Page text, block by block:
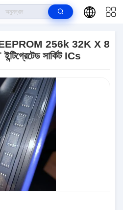
256k 32K X 8
সার্কিট ICs